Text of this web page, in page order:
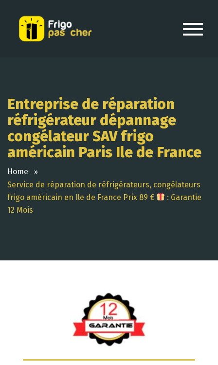
Entreprise de réparation
réfrigérateur dépannage
congélateur SAV frigo
américain Paris Ile de France
Home
Service de réparation de réfrigérateurs, congélateurs
frigo américain en Ile de France Prix 89 €
: Garantie
12 Mois